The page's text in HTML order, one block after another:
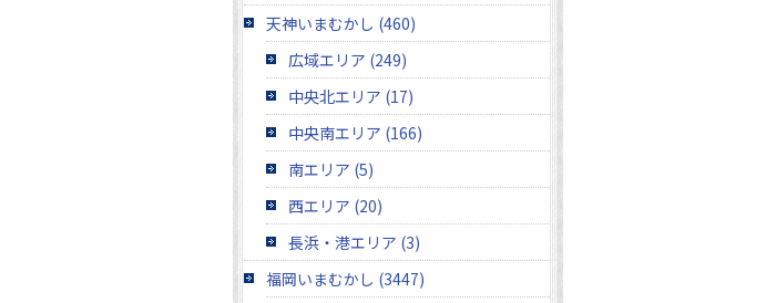
天神いまむかし (460)
広域エリア (249)
中央北エリア (17)
中央南エリア (166)
南エリア (5)
西エリア (20)
長浜・港エリア (3)
福岡いまむかし (3447)